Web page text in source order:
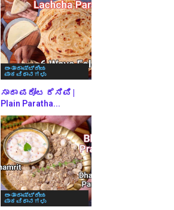
ಅಂತಾರಾಷ್ಟ್ರೀಯ
ಪಾಕವಿಧಾನಗಳು
ಸಾದಾ ಪರೋಟ ರೆಸಿಪಿ |
Plain Paratha...
ಅಂತಾರಾಷ್ಟ್ರೀಯ
ಪಾಕವಿಧಾನಗಳು